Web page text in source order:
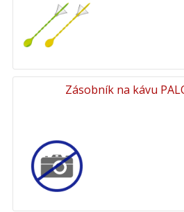
Zásobník na kávu